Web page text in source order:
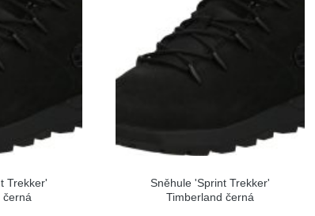
Trekker'
černá
Sněhule 'Sprint Trekker'
Timberland černá